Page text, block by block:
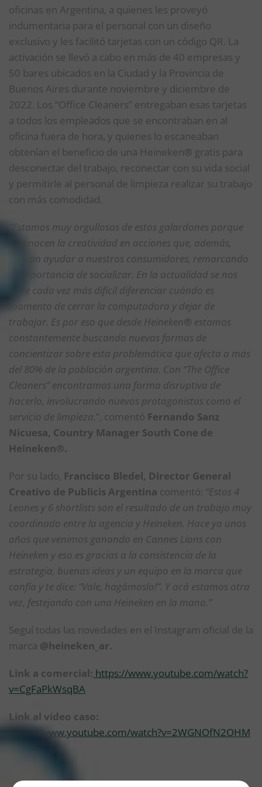
oficinas en Argentina, a quienes les proveyó
indumentaria para el personal con un diseño
exclusivo y les facilitó tarjetas con un código QR. La
activación se llevó a cabo en más de 40 empresas y
50 bares ubicados en la Ciudad y la Provincia de
Buenos Aires durante noviembre y diciembre de
2022. Los “Office Cleaners” entregaban esas tarjetas
a todos los empleados que se encontraban en al
oficina fuera de hora, y quienes lo escaneaban
obtenían el beneficio de una Heineken® gratis para
desconectar del trabajo, reconectar con su vida social
y permitirle al personal de limpieza realizar su trabajo
con más comodidad.
“Estamos muy orgullosos de estos galardones porque
reconocen la creatividad en acciones que, además,
buscan ayudar a nuestros consumidores, remarcando
la importancia de socializar. En la actualidad se nos
hace cada vez más difícil diferenciar cuándo es
momento de cerrar la computadora y dejar de
trabajar. Es por eso que desde Heineken® estamos
constantemente buscando nuevas formas de
concientizar sobre esta problemática que afecta a más
del 80% de la población argentina. Con “The Office
Cleaners” encontramos una forma disruptiva de
hacerlo, involucrando nuevos protagonistas como el
servicio de limpieza.”, comentó Fernando Sanz
Nicuesa, Country Manager South Cone de
Heineken®.
Por su lado, Francisco Bledel, Director General
Creativo de Publicis Argentina comentó: “Estos 4
Leones y 6 shortlists son el resultado de un trabajo muy
coordinado entre la agencia y Heineken. Hace ya unos
años que venimos ganando en Cannes Lions con
Heineken y eso es gracias a la consistencia de la
estrategia, buenas ideas y un equipo en la marca que
confía y te dice: “Vale, hagámoslo!”. Y acá estamos otra
vez, festejando con una Heineken en la mano.”
Seguí todas las novedades en el Instagram oficial de la
marca @heineken_ar.
Link a comercial: https://www.youtube.com/watch?
v=CgFaPkWsqBA
Link al video caso:
https://www.youtube.com/watch?v=2WGNOfN2OHM